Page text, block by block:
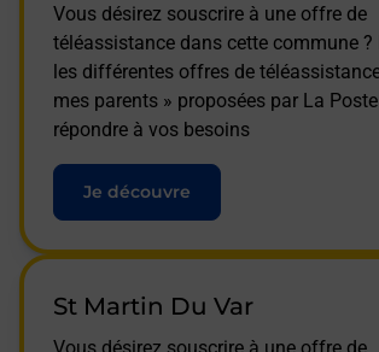
Vous désirez souscrire à une offre de
téléassistance dans cette commune ?
les différentes offres de
mes parents » proposées par La
répondre à vos besoins
Je découvre
St Martin Du Var